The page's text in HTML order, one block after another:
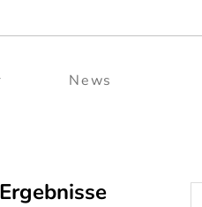
News